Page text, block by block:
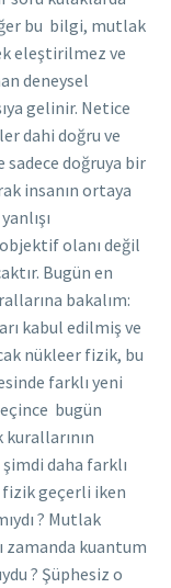
bu bilgi, mutlak
eleştirilmez ve
deneysel
gelinir. Netice
dahi doğru ve
sadece doğruya bir
insanın ortaya
olanı değil
Bugün en
bakalım:
kabul edilmiş ve
nükleer fizik, bu
farklı yeni
bugün
daha farklı
geçerli iken
? Mutlak
zamanda kuantum
? Şüphesiz o